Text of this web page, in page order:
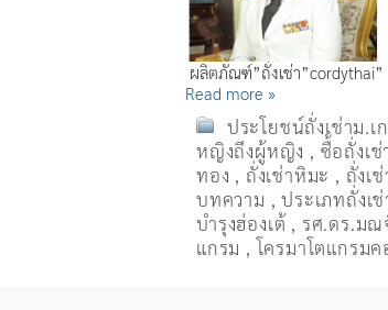
ผลิตภัณฑ์”ถั่งเช่า”cordythai”
Read more »
ประโยชน์ถั่งเช่าม.เ
หญิงถึงผู้หญิง , ซื้อถั่งเช่
ทอง , ถั่งเช่าหิมะ , ถั่งเ
บทความ ,ประเภทถั่งเช่
บำรุงฮ่องเต้ , รศ.ดร.มณ
แกรม ,โครมาโตแกรม